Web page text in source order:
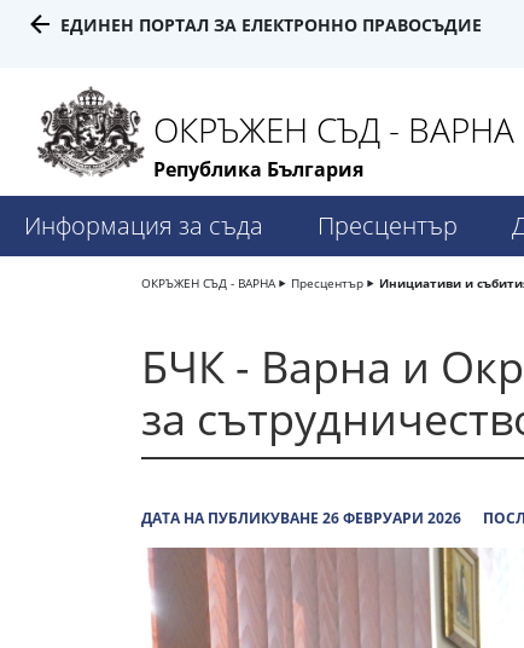
ЕДИНЕН ПОРТАЛ ЗА ЕЛЕКТРОННО ПРАВОСЪДИЕ
ОКРЪЖЕН СЪД - ВАРНА
Република България
Информация за съда Пресцентър
ОКРЪЖЕН СЪД - ВАРНА Пресцентър Инициативи и
БЧК - Варна и
за
ДАТА НА ПУБЛИКУВАНЕ 26 ФЕВРУАРИ 2026